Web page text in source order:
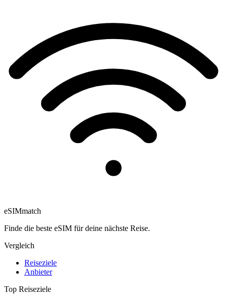
eSIMmatch
Finde die beste eSIM für deine nächste Reise.
Vergleich
Reiseziele
Anbieter
Top Reiseziele